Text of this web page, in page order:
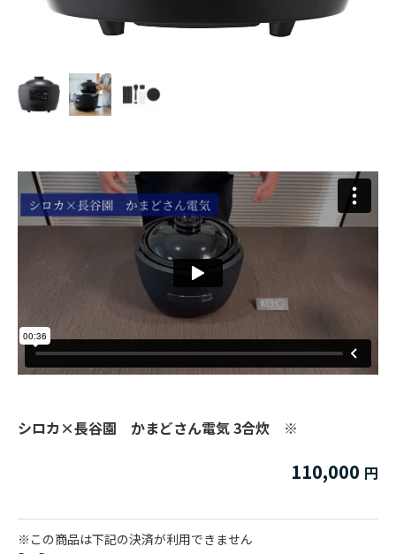
シロカ×長谷園 かまどさん電気 3合炊 ※
110,000
※この商品は下記の決済が利用できません